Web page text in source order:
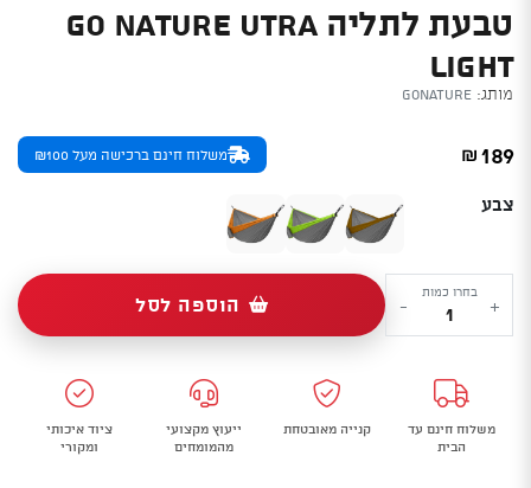
טבעת לתליה GO NATURE UTRA
LIGHT
מותג: GoNature
₪ 189 משלוח חינם ברכישה מעל ₪100
צבע
+
כמות
של
יחיד
עם
ערכת
בחרו כמות
- הוספה לסל
משלוח חינם עד
הבית
קנייה מאובטחת
ייעוץ מקצועי
מהמומחים
ציוד איכותי
ומקורי